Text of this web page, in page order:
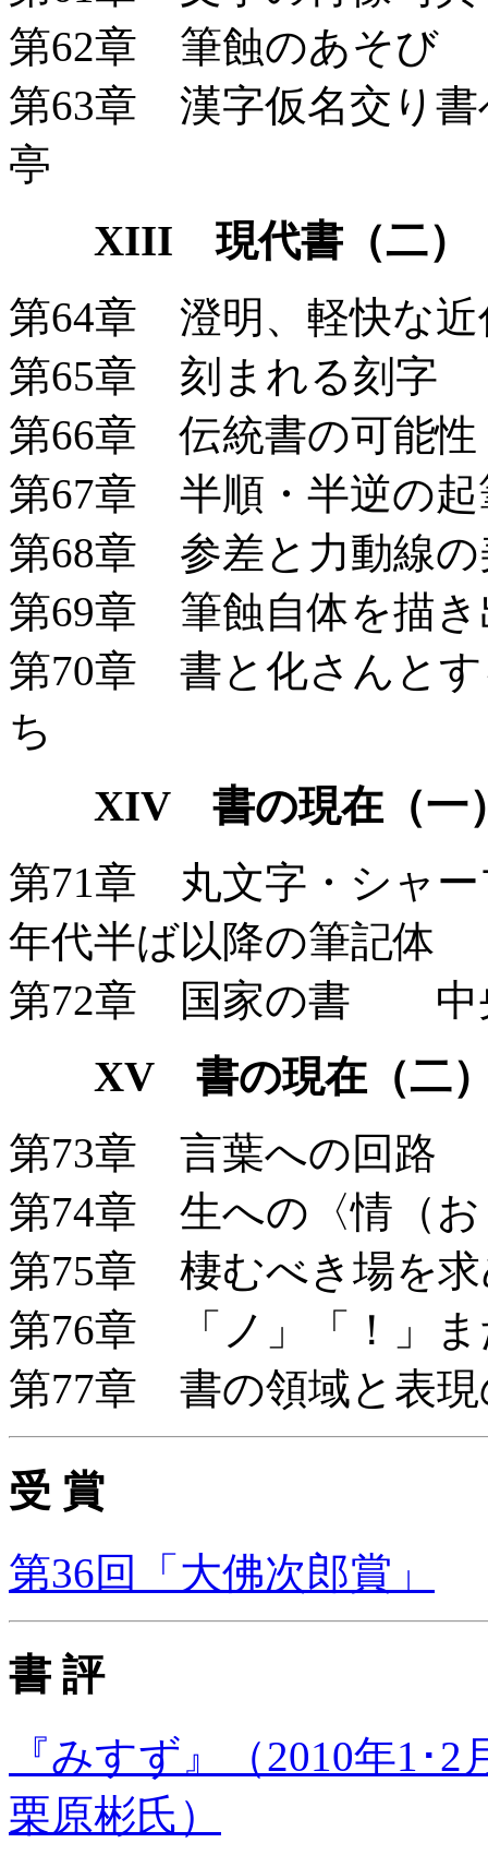
第62章 筆蝕のあそ
第63章 漢字仮名交り
亭
XIII 現代書（二）
第64章 澄明、軽快な
第65章 刻まれる刻
第66章 伝統書の可能
第67章 半順・半逆の
第68章 参差と力動線
第69章 筆蝕自体を描
第70章 書と化さんと
ち
XIV 書の現在（一
第71章 丸文字・シャ
年代半ば以降の筆記体
第72章 国家の書 中
XV 書の現在（二
第73章 言葉への回路
第74章 生への〈情（
第75章 棲むべき場を
第76章 「ノ」「！」
第77章 書の領域と表
受 賞
第36回「大佛次郎賞」
書 評
『みすず』（2010年1･
栗原彬氏）